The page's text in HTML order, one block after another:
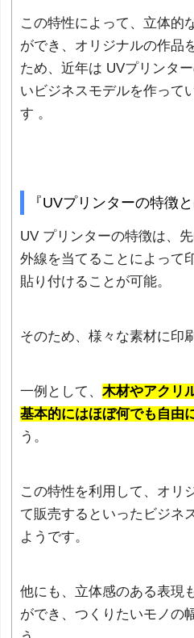
この特性によって、立体的
ができ、オリジナルの作品
ため、近年は UVプリンタ
いビジネスモデルを作って
す 。
『UVプリンターの特徴と
UV プリンターの特徴は、
外線を当てることによって
貼り付けることが可能。
そのため、様々な素材に印
一例として、 木材やアクリ
基本的にはほぼ何でも自由
う。
この特性を利用して、オリ
て販売するといったビジネ
ようです。
他にも、立体感のある表現
ができ、つくりたいモノの